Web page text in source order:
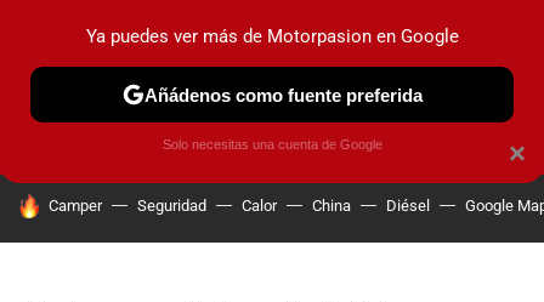
PRUEBAS COCHES ELÉCTRICOS OBSERVATORIO
HOY SE HABLA DE
Camper Seguridad Calor China Diésel Google
×
Ya puedes ver más de Motorpasion en Google
Añádenos como fuente preferida
Solo necesitas una cuenta de Google